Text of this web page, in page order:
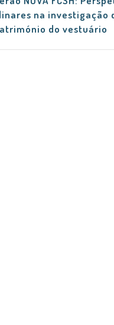
na investigação
do vestuário